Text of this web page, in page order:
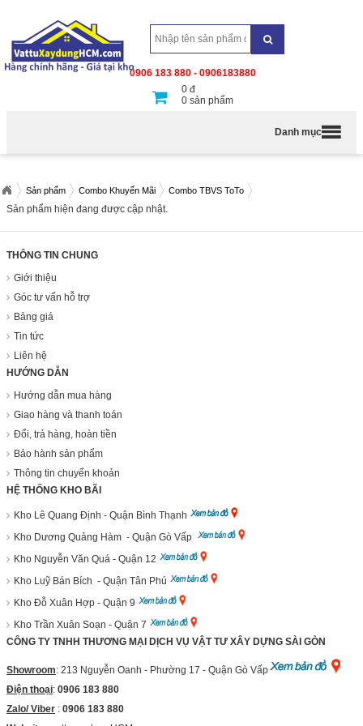
0906 183 880 - 0906183880
0 đ
0 sản phẩm
Danh mục
Sản phẩm Combo Khuyến Mãi Combo TBVS ToTo
Sản phẩm hiện đang được cập nhật.
THÔNG TIN CHUNG
Giới thiệu
Góc tư vấn hỗ trợ
Bảng giá
Tin tức
Liên hệ
HƯỚNG DẪN
Hướng dẫn mua hàng
Giao hàng và thanh toán
Đổi, trả hàng, hoàn tiền
Bảo hành sản phẩm
Thông tin chuyển khoản
HỆ THỐNG KHO BÃI
Kho Lê Quang Định - Quận Bình Thạnh
Kho Dương Quảng Hàm - Quận Gò Vấp
Kho Nguyễn Văn Quá - Quận 12
Kho Luỹ Bán Bích - Quận Tân Phú
Kho Đỗ Xuân Hợp - Quận 9
Kho Trần Xuân Soạn - Quận 7
CÔNG TY TNHH THƯƠNG MẠI DỊCH VỤ VẬT TƯ XÂY DỰNG SÀI GÒN
Showroom: 213 Nguyễn Oanh - Phường 17 - Quận Gò Vấp
Điện thoại: 0906 183 880
Zalo/ Viber : 0906 183 880